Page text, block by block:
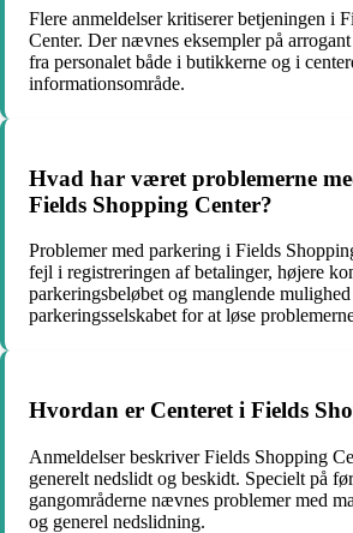
Flere anmeldelser kritiserer betjeningen i
Center. Der nævnes eksempler på
fra personalet både i butikkerne og i
informationsområde.
Hvad har været problemerne
Fields Shopping Center?
Problemer med parkering i Fields
fejl i registreringen af betalinger, højere
parkeringsbeløbet og manglende
parkeringsselskabet for at løse
Hvordan er Centeret i Fields
Anmeldelser beskriver Fields Shopping
generelt nedslidt og beskidt. Specielt på
gangområderne nævnes problemer med
og generel nedslidning.